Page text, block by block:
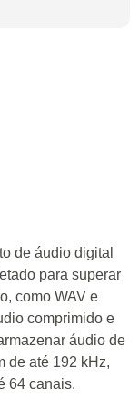
de áudio digital
para superar
como WAV e
comprimido e
áudio de
de até 192 kHz,
64 canais.